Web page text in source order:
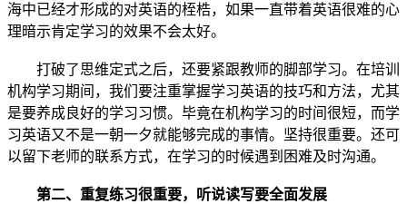
海中已经才形成的对英语的桎梏，如果一直带着英语很难的心
理暗示肯定学习的效果不会太好。
打破了思维定式之后，还要紧跟教师的脚部学习。在培训
机构学习期间，我们要注重掌握学习英语的技巧和方法，尤其
是要养成良好的学习习惯。毕竟在机构学习的时间很短，而学
习英语又不是一朝一夕就能够完成的事情。坚持很重要。还可
以留下老师的联系方式，在学习的时候遇到困难及时沟通。
第二、重复练习很重要，听说读写要全面发展